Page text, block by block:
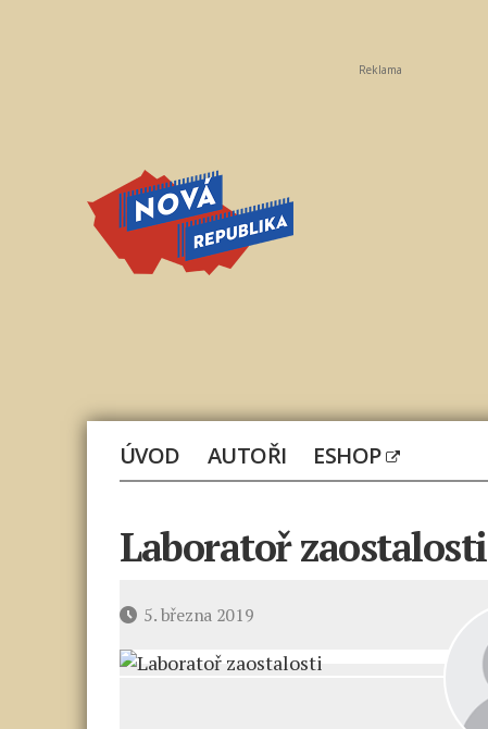
Reklama
ÚVOD AUTOŘI ESHOP
Laboratoř zaostalosti
Datum5. března 2019